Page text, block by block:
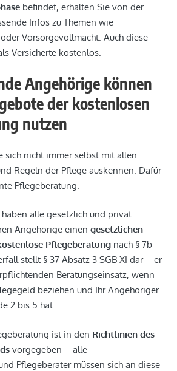
befindet, erhalten Sie von der
Infos zu Themen wie
Vorsorgevollmacht. Auch diese
Versicherte kostenlos.
Angehörige können
der kostenlosen
nutzen
sich nicht immer selbst mit allen
Regeln der Pflege auskennen. Dafür
Pflegeberatung.
haben alle gesetzlich und privat
Angehörige einen gesetzlichen
Pflegeberatung nach § 7b
stellt § 37 Absatz 3 SGB XI dar – er
Beratungseinsatz, wenn
beziehen und Ihr Angehöriger
2 bis 5 hat.
ist in den Richtlinien des
vorgegeben – alle
Pflegeberater müssen sich an diese